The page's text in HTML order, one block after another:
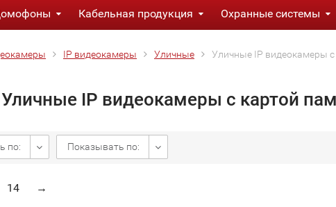
Кабельная продукция Охранные системы
IP видеокамеры Уличные Уличные IP видеокамеры
Уличные IP видеокамеры с картой
по: Показывать по:
14 →